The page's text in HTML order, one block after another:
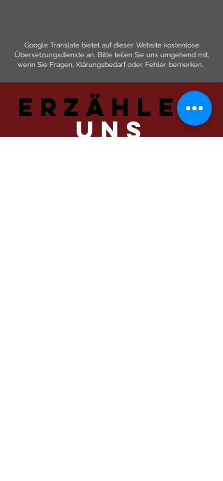
Google Translate bietet auf dieser Website kostenlose
Übersetzungsdienste an. Bitte teilen Sie uns umgehend mit,
wenn Sie Fragen, Klärungsbedarf oder Fehler bemerken.
ERZÄHLEN
UNS